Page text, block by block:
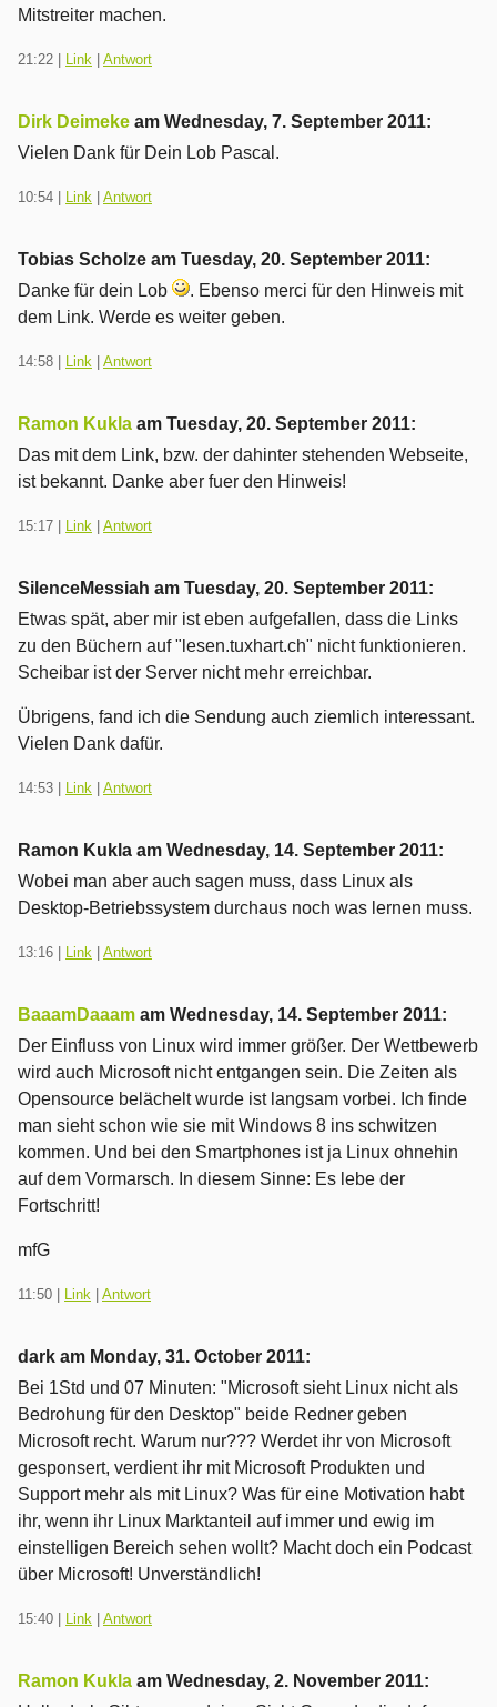
Mitstreiter machen.
21:22 Link Antwort
Dirk Deimeke am Wednesday, 7. September 2011:
Vielen Dank für Dein Lob Pascal.
10:54 Link Antwort
Tobias Scholze am Tuesday, 20. September 2011:
Danke für dein Lob
. Ebenso merci für den Hinweis mit
dem Link. Werde es weiter geben.
14:58 Link Antwort
Ramon Kukla am Tuesday, 20. September 2011:
Das mit dem Link, bzw. der dahinter stehenden Webseite,
ist bekannt. Danke aber fuer den Hinweis!
15:17 Link Antwort
SilenceMessiah am Tuesday, 20. September 2011:
Etwas spät, aber mir ist eben aufgefallen, dass die Links
zu den Büchern auf "lesen.tuxhart.ch" nicht funktionieren.
Scheibar ist der Server nicht mehr erreichbar.
Übrigens, fand ich die Sendung auch ziemlich interessant.
Vielen Dank dafür.
14:53 Link Antwort
Ramon Kukla am Wednesday, 14. September 2011:
Wobei man aber auch sagen muss, dass Linux als
Desktop-Betriebssystem durchaus noch was lernen muss.
13:16 Link Antwort
BaaamDaaam am Wednesday, 14. September 2011:
Der Einfluss von Linux wird immer größer. Der Wettbewerb
wird auch Microsoft nicht entgangen sein. Die Zeiten als
Opensource belächelt wurde ist langsam vorbei. Ich finde
man sieht schon wie sie mit Windows 8 ins schwitzen
kommen. Und bei den Smartphones ist ja Linux ohnehin
auf dem Vormarsch. In diesem Sinne: Es lebe der
Fortschritt!
mfG
11:50 Link Antwort
dark am Monday, 31. October 2011:
Bei 1Std und 07 Minuten: "Microsoft sieht Linux nicht als
Bedrohung für den Desktop" beide Redner geben
Microsoft recht. Warum nur??? Werdet ihr von Microsoft
gesponsert, verdient ihr mit Microsoft Produkten und
Support mehr als mit Linux? Was für eine Motivation habt
ihr, wenn ihr Linux Marktanteil auf immer und ewig im
einstelligen Bereich sehen wollt? Macht doch ein Podcast
über Microsoft! Unverständlich!
15:40 Link Antwort
Ramon Kukla am Wednesday, 2. November 2011: